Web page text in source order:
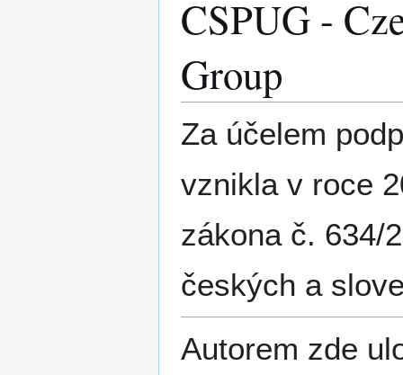
CSPUG -
Group
Za účelem
vznikla v roce
zákona č. 634/
českých a
Autorem zde